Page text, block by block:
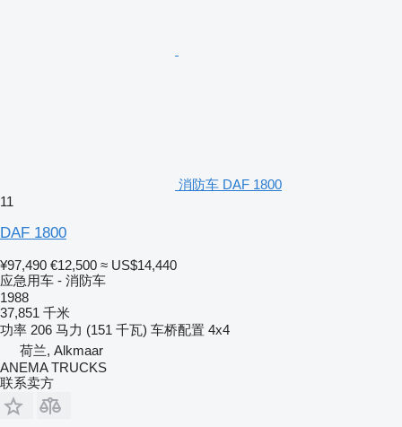
消防车 DAF 1800
11
DAF 1800
¥97,490 €12,500 ≈ US$14,440
应急用车 - 消防车
1988
37,851 千米
功率 206 马力 (151 千瓦) 车桥配置 4x4
荷兰, Alkmaar
ANEMA TRUCKS
联系卖方